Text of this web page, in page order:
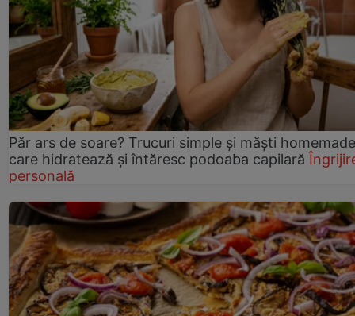
Păr ars de soare? Trucuri simple și măști homemade
care hidratează și întăresc podoaba capilară
personală